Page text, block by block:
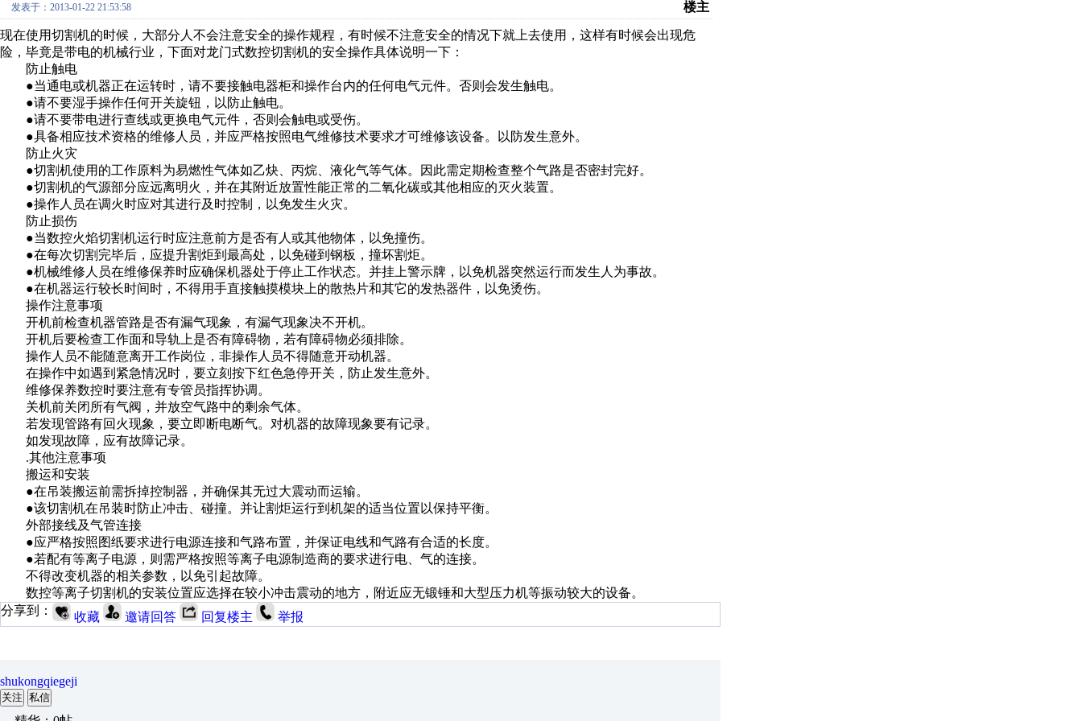
发表于：2013-01-22 21:53:58 楼主
现在使用切割机的时候，大部分人不会注意安全的操作规程，有时候不注意安全的情况下就上去使用，这样有时候会出现危
险，毕竟是带电的机械行业，下面对龙门式数控切割机的安全操作具体说明一下：
防止触电
●当通电或机器正在运转时，请不要接触电器柜和操作台内的任何电气元件。否则会发生触电。
●请不要湿手操作任何开关旋钮，以防止触电。
●请不要带电进行查线或更换电气元件，否则会触电或受伤。
●具备相应技术资格的维修人员，并应严格按照电气维修技术要求才可维修该设备。以防发生意外。
防止火灾
●切割机使用的工作原料为易燃性气体如乙炔、丙烷、液化气等气体。因此需定期检查整个气路是否密封完好。
●切割机的气源部分应远离明火，并在其附近放置性能正常的二氧化碳或其他相应的灭火装置。
●操作人员在调火时应对其进行及时控制，以免发生火灾。
防止损伤
●当数控火焰切割机运行时应注意前方是否有人或其他物体，以免撞伤。
●在每次切割完毕后，应提升割炬到最高处，以免碰到钢板，撞坏割炬。
●机械维修人员在维修保养时应确保机器处于停止工作状态。并挂上警示牌，以免机器突然运行而发生人为事故。
●在机器运行较长时间时，不得用手直接触摸模块上的散热片和其它的发热器件，以免烫伤。
操作注意事项
开机前检查机器管路是否有漏气现象，有漏气现象决不开机。
开机后要检查工作面和导轨上是否有障碍物，若有障碍物必须排除。
操作人员不能随意离开工作岗位，非操作人员不得随意开动机器。
在操作中如遇到紧急情况时，要立刻按下红色急停开关，防止发生意外。
维修保养数控时要注意有专管员指挥协调。
关机前关闭所有气阀，并放空气路中的剩余气体。
若发现管路有回火现象，要立即断电断气。对机器的故障现象要有记录。
如发现故障，应有故障记录。
.其他注意事项
搬运和安装
●在吊装搬运前需拆掉控制器，并确保其无过大震动而运输。
●该切割机在吊装时防止冲击、碰撞。并让割炬运行到机架的适当位置以保持平衡。
外部接线及气管连接
●应严格按照图纸要求进行电源连接和气路布置，并保证电线和气路有合适的长度。
●若配有等离子电源，则需严格按照等离子电源制造商的要求进行电、气的连接。
不得改变机器的相关参数，以免引起故障。
数控等离子切割机的安装位置应选择在较小冲击震动的地方，附近应无锻锤和大型压力机等振动较大的设备。
分享到：
收藏 邀请回答 回复楼主 举报
shukongqiegeji
关注 私信